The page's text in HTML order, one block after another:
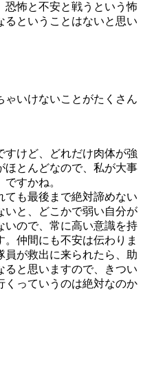
恐怖と不安と戦うという怖
るということはないと思い
ゃいけないことがたくさん
すけど、どれだけ肉体が強
ほとんどなので、私が大事
すかね。
ても最後まで絶対諦めない
いと、どこかで弱い自分が
いので、常に高い意識を持
仲間にも不安は伝わりま
員が救出に来られたら、助
ると思いますので、きつい
くっていうのは絶対なのか